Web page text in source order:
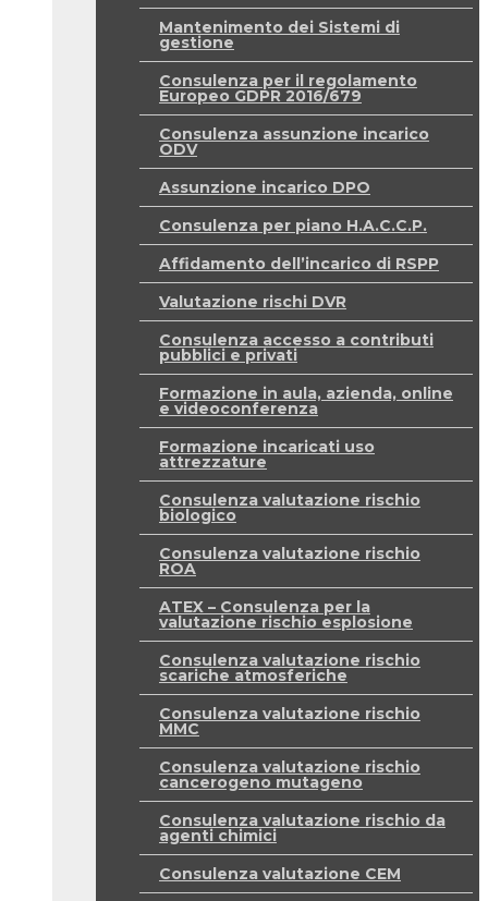
Mantenimento dei Sistemi di
gestione
Consulenza per il regolamento
Europeo GDPR 2016/679
Consulenza assunzione incarico
ODV
Assunzione incarico DPO
Consulenza per piano H.A.C.C.P.
Affidamento dell’incarico di RSPP
Valutazione rischi DVR
Consulenza accesso a contributi
pubblici e privati
Formazione in aula, azienda, online
e videoconferenza
Formazione incaricati uso
attrezzature
Consulenza valutazione rischio
biologico
Consulenza valutazione rischio
ROA
ATEX – Consulenza per la
valutazione rischio esplosione
Consulenza valutazione rischio
scariche atmosferiche
Consulenza valutazione rischio
MMC
Consulenza valutazione rischio
cancerogeno mutageno
Consulenza valutazione rischio da
agenti chimici
Consulenza valutazione CEM